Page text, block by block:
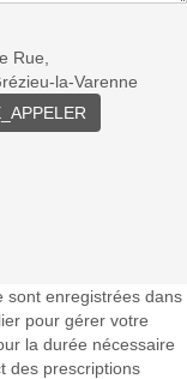
Rue,
la-Varenne
sont enregistrées dans
pour gérer votre
la durée nécessaire
des prescriptions